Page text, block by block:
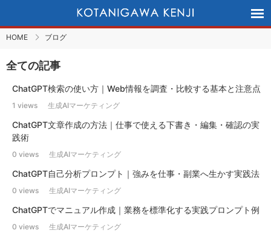
HOME ブログ
全ての記事
ChatGPT検索の使い方｜Web情報を調査・比較する基本と注意点
1 views 生成AIマーケティング
ChatGPT文章作成の方法｜仕事で使える下書き・編集・確認の実
践術
0 views 生成AIマーケティング
ChatGPT自己分析プロンプト｜強みを仕事・副業へ生かす実践法
0 views 生成AIマーケティング
ChatGPTでマニュアル作成｜業務を標準化する実践プロンプト例
0 views 生成AIマーケティング